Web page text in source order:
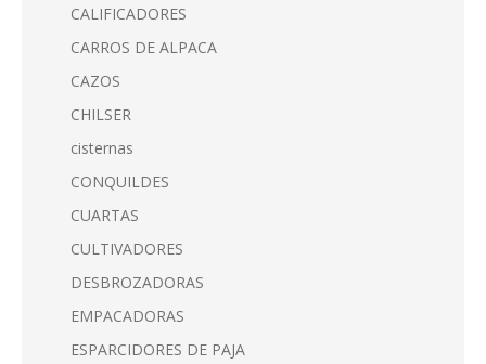
CALIFICADORES
CARROS DE ALPACA
CAZOS
CHILSER
cisternas
CONQUILDES
CUARTAS
CULTIVADORES
DESBROZADORAS
EMPACADORAS
ESPARCIDORES DE PAJA